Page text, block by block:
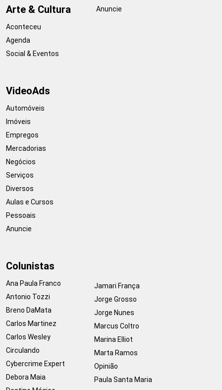
Arte & Cultura
Aconteceu
Agenda
Social & Eventos
Anuncie
VideoAds
Automóveis
Imóveis
Empregos
Mercadorias
Negócios
Serviços
Diversos
Aulas e Cursos
Pessoais
Anuncie
Colunistas
Ana Paula Franco
Antonio Tozzi
Breno DaMata
Carlos Martinez
Carlos Wesley
Circulando
Cybercrime Expert
Debora Maia
Jamari França
Jorge Grosso
Jorge Nunes
Marcus Coltro
Marina Elliot
Marta Ramos
Opinião
Paula Santa Maria